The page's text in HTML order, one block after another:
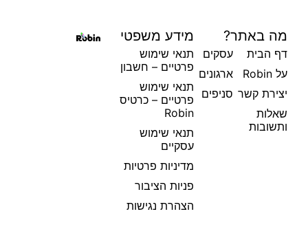
מה באתר?
דף הבית
על Robin
יצירת קשר
שאלות
ותשובות
עסקים
ארגונים
סניפים
מידע משפטי
תנאי שימוש
פרטיים – חשבון
תנאי שימוש
פרטיים – כרטיס
Robin
תנאי שימוש
עסקיים
מדיניות פרטיות
פניות הציבור
הצהרת נגישות